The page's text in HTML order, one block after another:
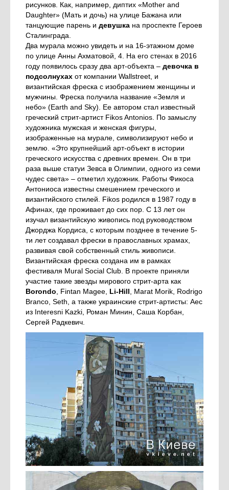
рисунков. Как, например, диптих «Mother and
Daughter» (Мать и дочь) на улице Бажана или
танцующие парень и девушка на проспекте Героев
Сталинграда.
Два мурала можно увидеть и на 16-этажном доме
по улице Анны Ахматовой, 4. На его стенах в 2016
году появилось сразу два арт-объекта – девочка в
подсолнухах от компании Wallstreet, и
византийская фреска с изображением женщины и
мужчины. Фреска получила название «Земля и
небо» (Earth and Sky). Ее автором стал известный
греческий стрит-артист Fikos Antonios. По замыслу
художника мужская и женская фигуры,
изображенные на мурале, символизируют небо и
землю. «Это крупнейший арт-объект в истории
греческого искусства с древних времен. Он в три
раза выше статуи Зевса в Олимпии, одного из семи
чудес света» – отметил художник. Работы Фикоса
Антониоса известны смешением греческого и
византийского стилей. Fikos родился в 1987 году в
Афинах, где проживает до сих пор. С 13 лет он
изучал византийскую живопись под руководством
Джорджа Кордиса, с которым позднее в течение 5-
ти лет создавал фрески в православных храмах,
развивая свой собственный стиль живописи.
Византийская фреска создана им в рамках
фестиваля Mural Social Club. В проекте приняли
участие такие звезды мирового стрит-арта как
Borondo, Fintan Magee, Li-Hill, Marat Morik, Rodrigo
Branco, Seth, а также украинские стрит-артисты: Aec
из Interesni Kazki, Роман Минин, Саша Корбан,
Сергей Радкевич.